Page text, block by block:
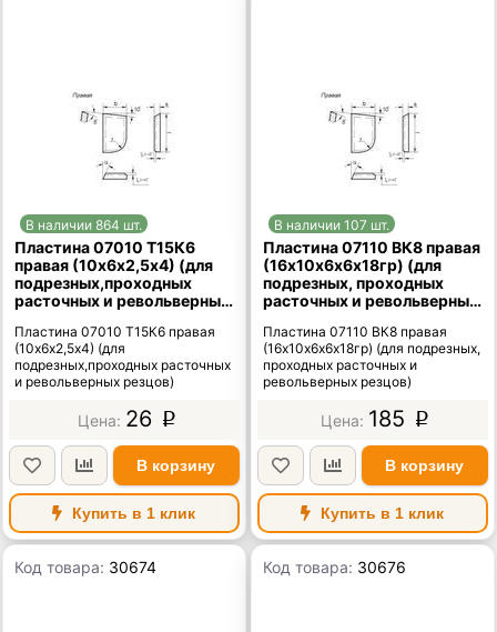
В наличии 864 шт.
Пластина 07010 Т15К6
правая (10х6х2,5х4) (для
подрезных,проходных
расточных и револьверных
Пластина 07010 Т15К6 правая
(10х6х2,5х4) (для
подрезных,проходных расточных
и револьверных резцов)
26 p
В корзину
Купить в 1 клик
В наличии 107 шт.
Пластина 07110 ВК8 правая
(16х10х6х6х18гр) (для
подрезных, проходных
расточных и револьверных
Пластина 07110 ВК8 правая
(16х10х6х6х18гр) (для подрезных,
проходных расточных и
револьверных резцов)
185 p
В корзину
Купить в 1 клик
Код товара: 30674 Код товара: 30676